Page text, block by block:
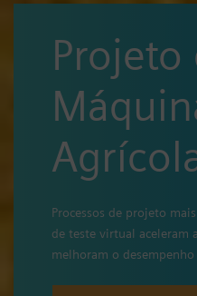
Projeto
Processos de projeto
de teste virtual aceleram
melhoram o